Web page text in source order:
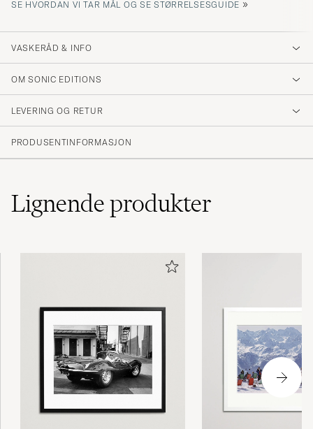
SE HVORDAN VI TAR MÅL OG SE STØRRELSESGUIDE »
VASKERÅD & INFO
OM SONIC EDITIONS
LEVERING OG RETUR
PRODUSENTINFORMASJON
Lignendeprodukter